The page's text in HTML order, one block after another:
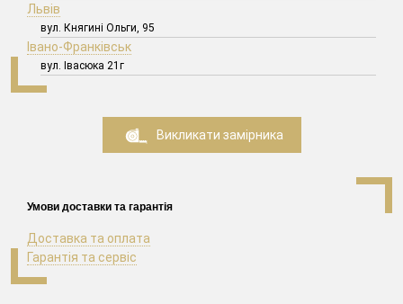
Львів
вул. Княгині Ольги, 95
Івано-Франківськ
вул. Івасюка 21г
Викликати замірника
Умови доставки та гарантія
Доставка та оплата
Гарантія та сервіс